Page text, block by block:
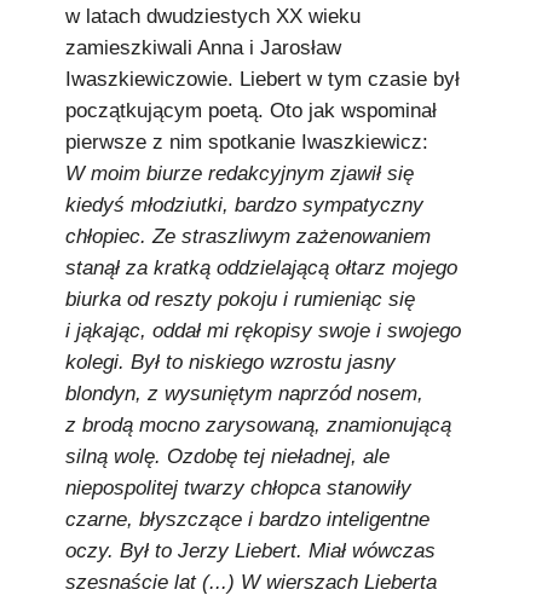
w latach dwudziestych XX wieku
zamieszkiwali Anna i Jarosław
Iwaszkiewiczowie. Liebert w tym czasie był
początkującym poetą. Oto jak wspominał
pierwsze z nim spotkanie Iwaszkiewicz:
W moim biurze redakcyjnym zjawił się
kiedyś młodziutki, bardzo sympatyczny
chłopiec. Ze straszliwym zażenowaniem
stanął za kratką oddzielającą ołtarz mojego
biurka od reszty pokoju i rumieniąc się
i jąkając, oddał mi rękopisy swoje i swojego
kolegi. Był to niskiego wzrostu jasny
blondyn, z wysuniętym naprzód nosem,
z brodą mocno zarysowaną, znamionującą
silną wolę. Ozdobę tej nieładnej, ale
niepospolitej twarzy chłopca stanowiły
czarne, błyszczące i bardzo inteligentne
oczy. Był to Jerzy Liebert. Miał wówczas
szesnaście lat (...) W wierszach Lieberta